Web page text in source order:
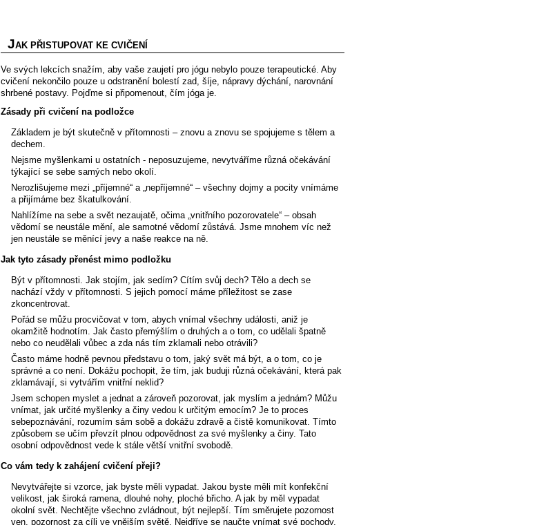
JAK PŘISTUPOVAT KE CVIČENÍ
Ve svých lekcích snažím, aby vaše zaujetí pro jógu nebylo pouze terapeutické. Aby
cvičení nekončilo pouze u odstranění bolestí zad, šíje, nápravy dýchání, narovnání
shrbené postavy. Pojďme si připomenout, čím jóga je.
Zásady při cvičení na podložce
Základem je být skutečně v přítomnosti – znovu a znovu se spojujeme s tělem a
dechem.
Nejsme myšlenkami u ostatních - neposuzujeme, nevytváříme různá očekávání
týkající se sebe samých nebo okolí.
Nerozlišujeme mezi „příjemné“ a „nepříjemné“ – všechny dojmy a pocity vnímáme
a přijímáme bez škatulkování.
Nahlížíme na sebe a svět nezaujatě, očima „vnitřního pozorovatele“ – obsah
vědomí se neustále mění, ale samotné vědomí zůstává. Jsme mnohem víc než
jen neustále se měnící jevy a naše reakce na ně.
Jak tyto zásady přenést mimo podložku
Být v přítomnosti. Jak stojím, jak sedím? Cítím svůj dech? Tělo a dech se
nachází vždy v přítomnosti. S jejich pomocí máme příležitost se zase
zkoncentrovat.
Pořád se můžu procvičovat v tom, abych vnímal všechny události, aniž je
okamžitě hodnotím. Jak často přemýšlím o druhých a o tom, co udělali špatně
nebo co neudělali vůbec a zda nás tím zklamali nebo otrávili?
Často máme hodně pevnou představu o tom, jaký svět má být, a o tom, co je
správné a co není. Dokážu pochopit, že tím, jak buduji různá očekávání, která pak
zklamávají, si vytvářím vnitřní neklid?
Jsem schopen myslet a jednat a zároveň pozorovat, jak myslím a jednám? Můžu
vnímat, jak určité myšlenky a činy vedou k určitým emocím? Je to proces
sebepoznávání, rozumím sám sobě a dokážu zdravě a čistě komunikovat. Tímto
způsobem se učím převzít plnou odpovědnost za své myšlenky a činy. Tato
osobní odpovědnost vede k stále větší vnitřní svobodě.
Co vám tedy k zahájení cvičení přeji?
Nevytvářejte si vzorce, jak byste měli vypadat. Jakou byste měli mít konfekční
velikost, jak široká ramena, dlouhé nohy, ploché břicho. A jak by měl vypadat
okolní svět. Nechtějte všechno zvládnout, být nejlepší. Tím směrujete pozornost
ven, pozornost za cíli ve vnějším světě. Nejdříve se naučte vnímat své pochody,